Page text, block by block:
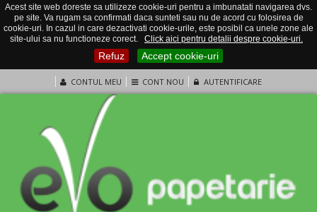
Acest site web doreste sa utilizeze cookie-uri pentru a imbunatati navigarea dvs.
pe site. Va rugam sa confirmati daca sunteti sau nu de acord cu folosirea de
cookie-uri. In cazul in care dezactivati cookie-urile, este posibil ca unele zone ale
site-ului sa nu functioneze corect.
Click aici pentru detalii despre cookie-uri.
Refuz Accept cookie-uri
CONTUL MEU CONT NOU AUTENTIFICARE